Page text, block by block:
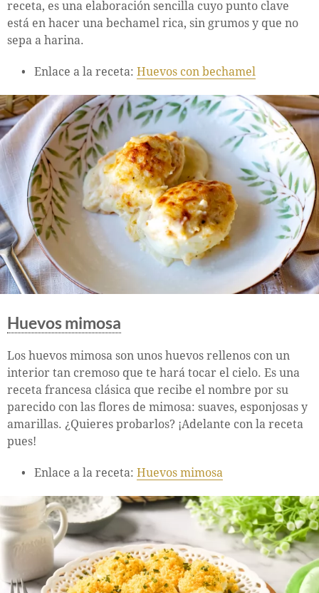
receta, es una elaboración sencilla cuyo punto clave
está en hacer una bechamel rica, sin grumos y que no
sepa a harina.
Enlace a la receta: Huevos con bechamel
Huevos mimosa
Los huevos mimosa son unos huevos rellenos con un
interior tan cremoso que te hará tocar el cielo. Es una
receta francesa clásica que recibe el nombre por su
parecido con las flores de mimosa: suaves, esponjosas y
amarillas. ¿Quieres probarlos? ¡Adelante con la receta
pues!
Enlace a la receta: Huevos mimosa